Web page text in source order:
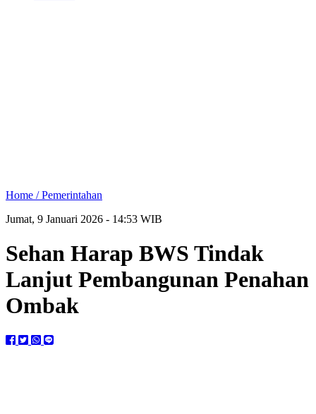
Home /Pemerintahan
Jumat, 9 Januari 2026 - 14:53 WIB
Sehan Harap BWS Tindak
Lanjut Pembangunan Penahan
Ombak